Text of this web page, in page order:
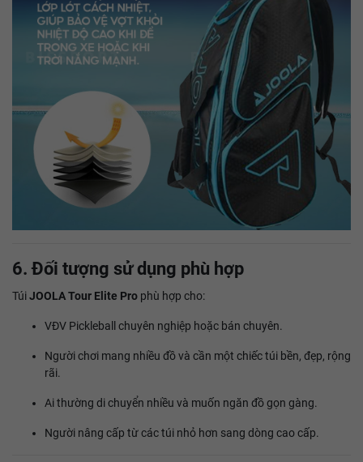
6. Đối tượng sử dụng phù hợp
TúiJOOLA Tour Elite Pro phù hợp cho:
VĐV Pickleball chuyên nghiệp hoặc bán chuyên.
Người chơi mang nhiều đồ và cần một chiếc túi bền, đẹp, rộng
rãi.
Ai thường di chuyển nhiều và muốn ngăn đồ gọn gàng.
Người nâng cấp từ các túi nhỏ hơn sang dòng cao cấp.